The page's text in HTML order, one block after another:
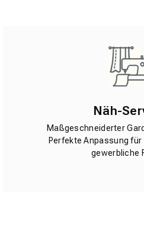
Näh-
Maßgeschneiderter
Perfekte Anpassung
gewerbliche